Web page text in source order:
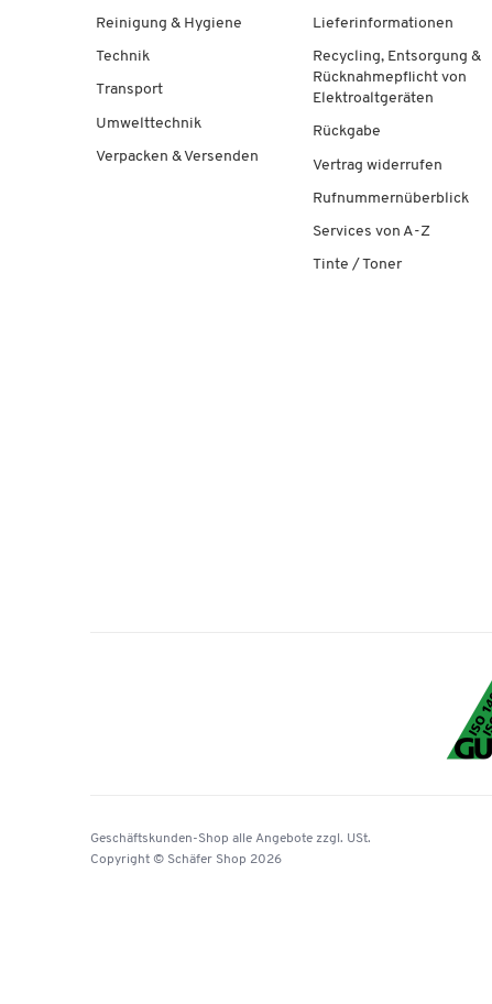
Reinigung & Hygiene
Technik
Transport
Umwelttechnik
Verpacken & Versenden
Lieferinformationen
Recycling, Entsorgung &
Rücknahmepflicht von
Elektroaltgeräten
Rückgabe
Vertrag widerrufen
Rufnummernüberblick
Services von A-Z
Tinte / Toner
Geschäftskunden-Shop alle Angebote zzgl. USt.
Copyright © Schäfer Shop 2026